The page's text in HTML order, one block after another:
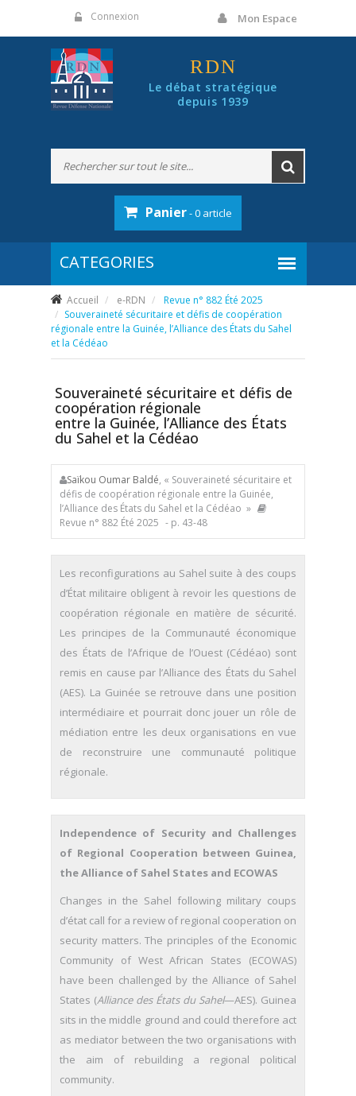
Connexion Mon Espace
RDN
Le débat stratégique
depuis 1939
Panier- 0 article
Accueil e-RDN
Revue n° 882 Été 2025
Souveraineté sécuritaire et défis de coopération
régionale entre la Guinée, l’Alliance des États du Sahel
et la Cédéao
Souveraineté sécuritaire et défis de
coopération régionale
entre la Guinée, l’Alliance des États
du Sahel et la Cédéao
Saïkou Oumar Baldé, « Souveraineté sécuritaire et
défis de coopération régionale entre la Guinée,
l’Alliance des États du Sahel et la Cédéao »
Revue n° 882 Été 2025 - p. 43-48
Les reconfigurations au Sahel suite à des coups
d’État militaire obligent à revoir les questions de
coopération régionale en matière de sécurité.
Les principes de la Communauté économique
des États de l’Afrique de l’Ouest (Cédéao) sont
remis en cause par l’Alliance des États du Sahel
(AES). La Guinée se retrouve dans une position
intermédiaire et pourrait donc jouer un rôle de
médiation entre les deux organisations en vue
de reconstruire une communauté politique
régionale.
Independence of Security and Challenges
of Regional Cooperation between Guinea,
the Alliance of Sahel States and ECOWAS
Changes in the Sahel following military coups
d’état call for a review of regional cooperation on
security matters. The principles of the Economic
Community of West African States (ECOWAS)
have been challenged by the Alliance of Sahel
States (Alliance des États du Sahel—AES). Guinea
sits in the middle ground and could therefore act
as mediator between the two organisations with
the aim of rebuilding a regional political
community.